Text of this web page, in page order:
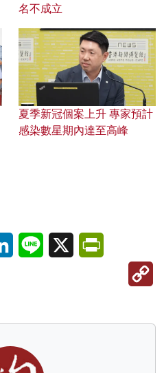
名不成立
夏季新冠個案上升 專家預計
感染數星期內達至高峰
LinkedInLine X